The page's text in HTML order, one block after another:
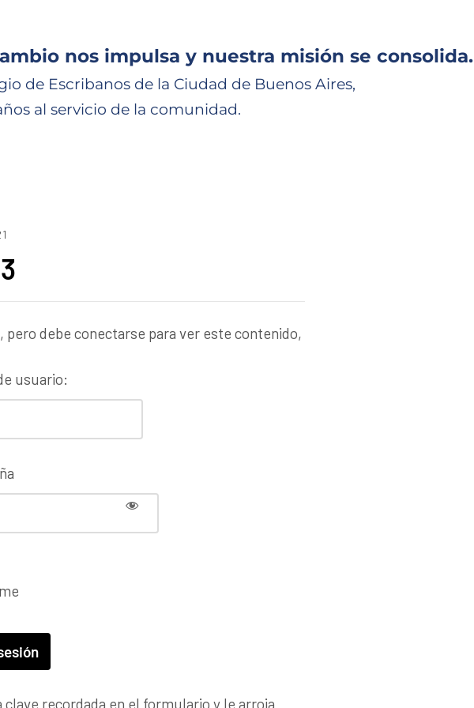
nos impulsa y nuestra misión se consolida.
de Escribanos de la Ciudad de Buenos Aires,
al servicio de la comunidad.
pero debe conectarse para ver este contenido,
usuario:
clave recordada en el formulario y le arroja